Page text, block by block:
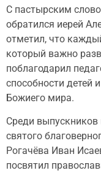
С пастырским
обратился иерей
отметил, что
который важно
поблагодарил
способности детей
Божиего мира.
Среди
святого
Рогачёва Иван
посвятил